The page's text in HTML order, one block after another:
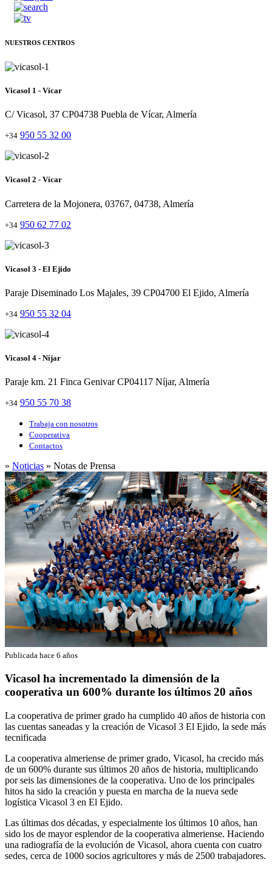
NUESTROS CENTROS
Vicasol 1 - Vícar
C/ Vicasol, 37 CP04738 Puebla de Vícar, Almería
+34 950 55 32 00
Vicasol 2 - Vícar
Carretera de la Mojonera, 03767, 04738, Almería
+34 950 62 77 02
Vicasol 3 - El Ejido
Paraje Diseminado Los Majales, 39 CP04700 El Ejido, Almería
+34 950 55 32 04
Vicasol 4 - Níjar
Paraje km. 21 Finca Genivar CP04117 Níjar, Almería
+34 950 55 70 38
Trabaja con nosotros
Cooperativa
Contactos
» Noticias » Notas de Prensa
Publicada hace 6 años
Vicasol ha incrementado la dimensión de la
cooperativa un 600% durante los últimos 20 años
La cooperativa de primer grado ha cumplido 40 años de historia con
las cuentas saneadas y la creación de Vicasol 3 El Ejido, la sede más
tecnificada
La cooperativa almeriense de primer grado, Vicasol, ha crecido más
de un 600% durante sus últimos 20 años de historia, multiplicando
por seis las dimensiones de la cooperativa. Uno de los principales
hitos ha sido la creación y puesta en marcha de la nueva sede
logística Vicasol 3 en El Ejido.
Las últimas dos décadas, y especialmente los últimos 10 años, han
sido los de mayor esplendor de la cooperativa almeriense. Haciendo
una radiografía de la evolución de Vicasol, ahora cuenta con cuatro
sedes, cerca de 1000 socios agricultores y más de 2500 trabajadores.